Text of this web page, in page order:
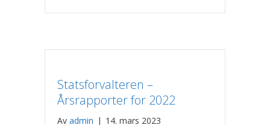
Statsforvalteren –
Årsrapporter for 2022
Av admin | 14. mars 2023